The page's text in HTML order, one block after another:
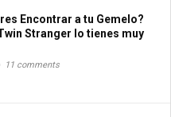
Encontrar a tu Gemelo?
Stranger lo tienes muy
11 comments